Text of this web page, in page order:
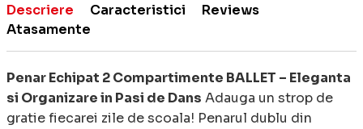
Descriere Caracteristici
Reviews
Atasamente
Penar Echipat 2 Compartimente BALLET – Eleganta
si Organizare in Pasi de Dans Adauga un strop de
gratie fiecarei zile de scoala! Penarul dublu din